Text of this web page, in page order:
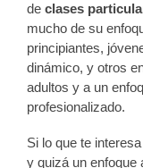
de clases
mucho de su
principiantes,
dinámico, y otros
adultos y a un
profesionalizado.
Si lo que te
y quizá un enfoque